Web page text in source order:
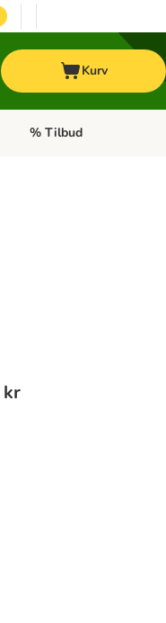
Kurv
Åben kategori menu:
% Tilbud
kr